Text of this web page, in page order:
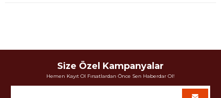
Size Özel Kampanyalar
Hemen Kayıt Ol Fırsatlardan Önce Sen Haberdar Ol!